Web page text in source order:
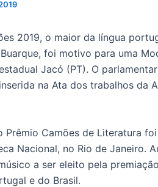
2019, o maior da língua
foi motivo para uma
Jacó (PT). O
na Ata dos trabalhos da
Prêmio Camões de Literatura
Nacional, no Rio de Janeiro.
a ser eleito pela
e do Brasil.